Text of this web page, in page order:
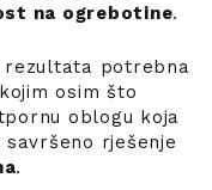
na ogrebotine.
rezultata potrebna
osim što
oblogu koja
savršeno rješenje
.